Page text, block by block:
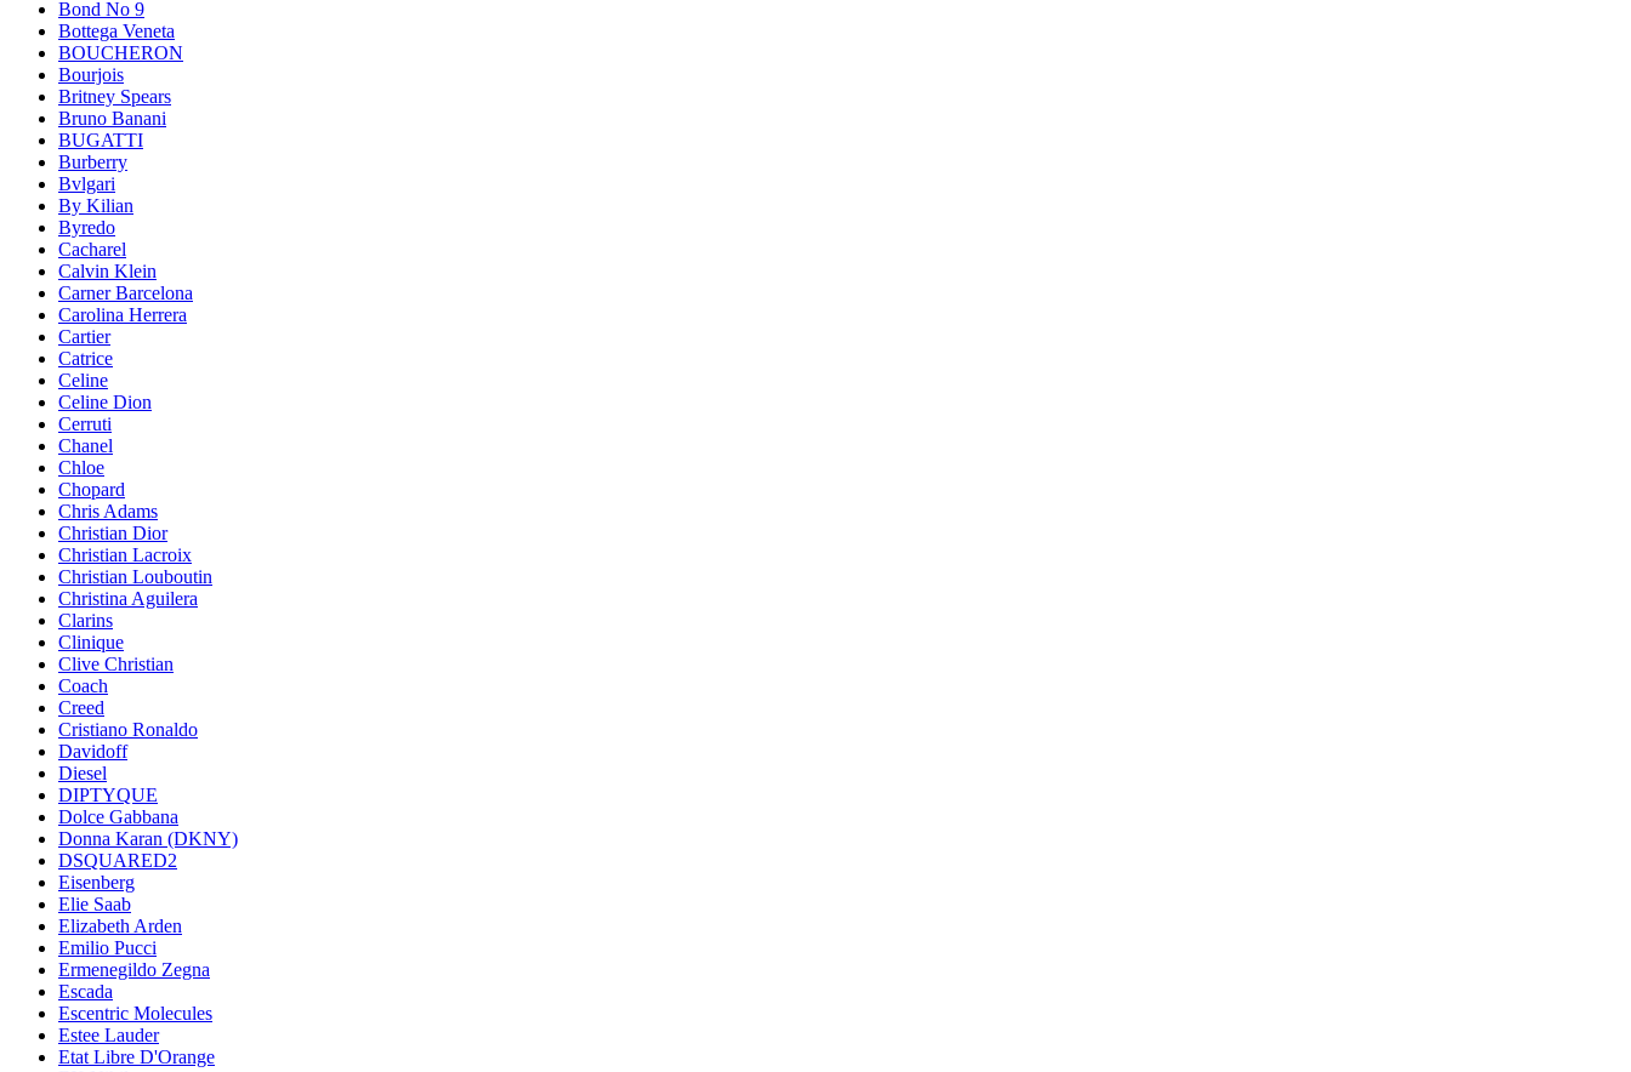
Bond No 9
Bottega Veneta
BOUCHERON
Bourjois
Britney Spears
Bruno Banani
BUGATTI
Burberry
Bvlgari
By Kilian
Byredo
Cacharel
Calvin Klein
Carner Barcelona
Carolina Herrera
Cartier
Catrice
Celine
Celine Dion
Cerruti
Chanel
Chloe
Chopard
Chris Adams
Christian Dior
Christian Lacroix
Christian Louboutin
Christina Aguilera
Clarins
Clinique
Clive Christian
Coach
Creed
Cristiano Ronaldo
Davidoff
Diesel
DIPTYQUE
Dolce Gabbana
Donna Karan (DKNY)
DSQUARED2
Eisenberg
Elie Saab
Elizabeth Arden
Emilio Pucci
Ermenegildo Zegna
Escada
Escentric Molecules
Estee Lauder
Etat Libre D'Orange